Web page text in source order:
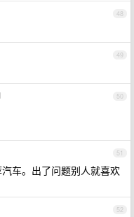
48
49
50
51
车。出了问题别人就喜欢
52